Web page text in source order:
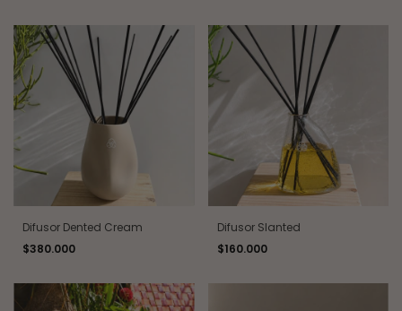
Difusor Dented Cream
$380.000
Difusor Slanted
$160.000